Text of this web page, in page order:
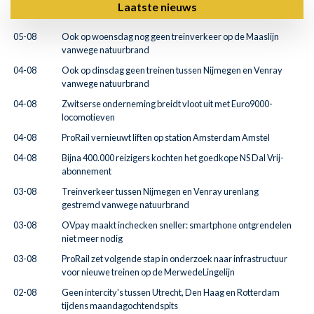
Laatste nieuws
05-08
Ook op woensdag nog geen treinverkeer op de Maaslijn
vanwege natuurbrand
04-08
Ook op dinsdag geen treinen tussen Nijmegen en Venray
vanwege natuurbrand
04-08
Zwitserse onderneming breidt vloot uit met Euro9000-
locomotieven
04-08
ProRail vernieuwt liften op station Amsterdam Amstel
04-08
Bijna 400.000 reizigers kochten het goedkope NS Dal Vrij-
abonnement
03-08
Treinverkeer tussen Nijmegen en Venray urenlang
gestremd vanwege natuurbrand
03-08
OVpay maakt inchecken sneller: smartphone ontgrendelen
niet meer nodig
03-08
ProRail zet volgende stap in onderzoek naar infrastructuur
voor nieuwe treinen op de MerwedeLingelijn
02-08
Geen intercity's tussen Utrecht, Den Haag en Rotterdam
tijdens maandagochtendspits